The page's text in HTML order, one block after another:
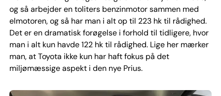
og så arbejder en toliters benzinmotor sammen med
elmotoren, og så har man i alt op til 223 hk til rådighed.
Det er en dramatisk forøgelse i forhold til tidligere, hvor
man i alt kun havde 122 hk til rådighed. Lige her mærker
man, at Toyota ikke kun har haft fokus på det
miljømæssige aspekt i den nye Prius.